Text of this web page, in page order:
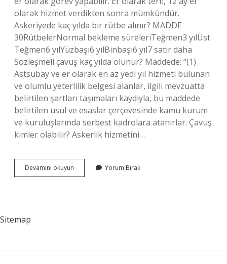
olarak hizmet verdikten sonra mümkündür.
Askeriyede kaç yılda bir rütbe alınır? MADDE
30RütbelerNormal bekleme süreleriTeğmen3 yılÜst
Teğmen6 yılYüzbaşı6 yılBinbaşı6 yıl7 satır daha
Sözleşmeli çavuş kaç yılda olunur? Maddede: “(1)
Astsubay ve er olarak en az yedi yıl hizmeti bulunan
ve olumlu yeterlilik belgesi alanlar, ilgili mevzuatta
belirtilen şartları taşımaları kaydıyla, bu maddede
belirtilen usul ve esaslar çerçevesinde kamu kurum
ve kuruluşlarında serbest kadrolara atanırlar. Çavuş
kimler olabilir? Askerlik hizmetini…
Devamını okuyun
Yılda
Yorum Bırak
Sitemap